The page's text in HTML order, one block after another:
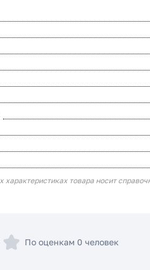
характеристиках товара носит
По оценкам 0 человек